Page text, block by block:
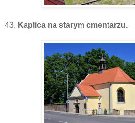
43. Kaplica na starym cmentarzu.